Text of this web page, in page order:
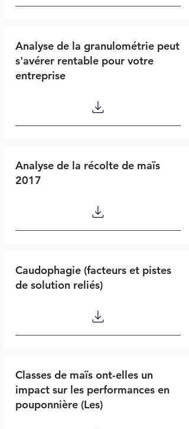
Analyse de la granulométrie peut
s'avérer rentable pour votre
entreprise
Analyse de la récolte de maïs
2017
Caudophagie (facteurs et pistes
de solution reliés)
Classes de maïs ont-elles un
impact sur les performances en
pouponnière (Les)